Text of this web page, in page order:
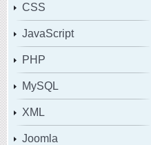
CSS
JavaScript
PHP
MySQL
XML
Joomla